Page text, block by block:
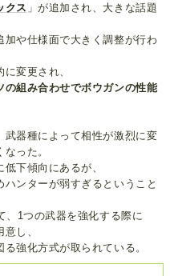
クス 」が追加され、大きな話題
加や仕様面で大きく調整が行わ
変更され、
の組み合わせでボウガンの性能
武器種によって相性が激烈に変
った。
下傾向にあるが、
ンターが弱すぎるということ
、1つの武器を強化する際に
し、
強化方式が取られている。